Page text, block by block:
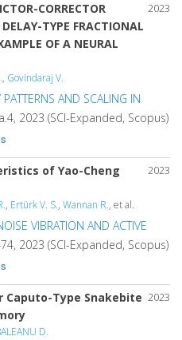
2023
CORRECTOR
TYPE FRACTIONAL
OF A NEURAL
, Govindaraj V.
AND SCALING IN
2023 (SCI-Expanded, Scopus)
2023
of Yao-Cheng
, Ertürk V. S., Wannan R., et al.
VIBRATION AND ACTIVE
2023 (SCI-Expanded, Scopus)
2023
Caputo-Type Snakebite
D.